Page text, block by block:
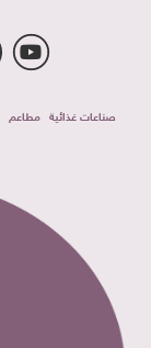
صناعات غذائية مطاعم